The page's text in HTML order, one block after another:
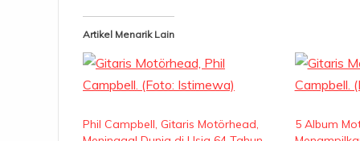
Artikel Menarik Lain
Phil Campbell, Gitaris Motörhead,
5 Album